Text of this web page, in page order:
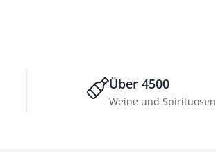
Über 4500
Weine und Spirituosen